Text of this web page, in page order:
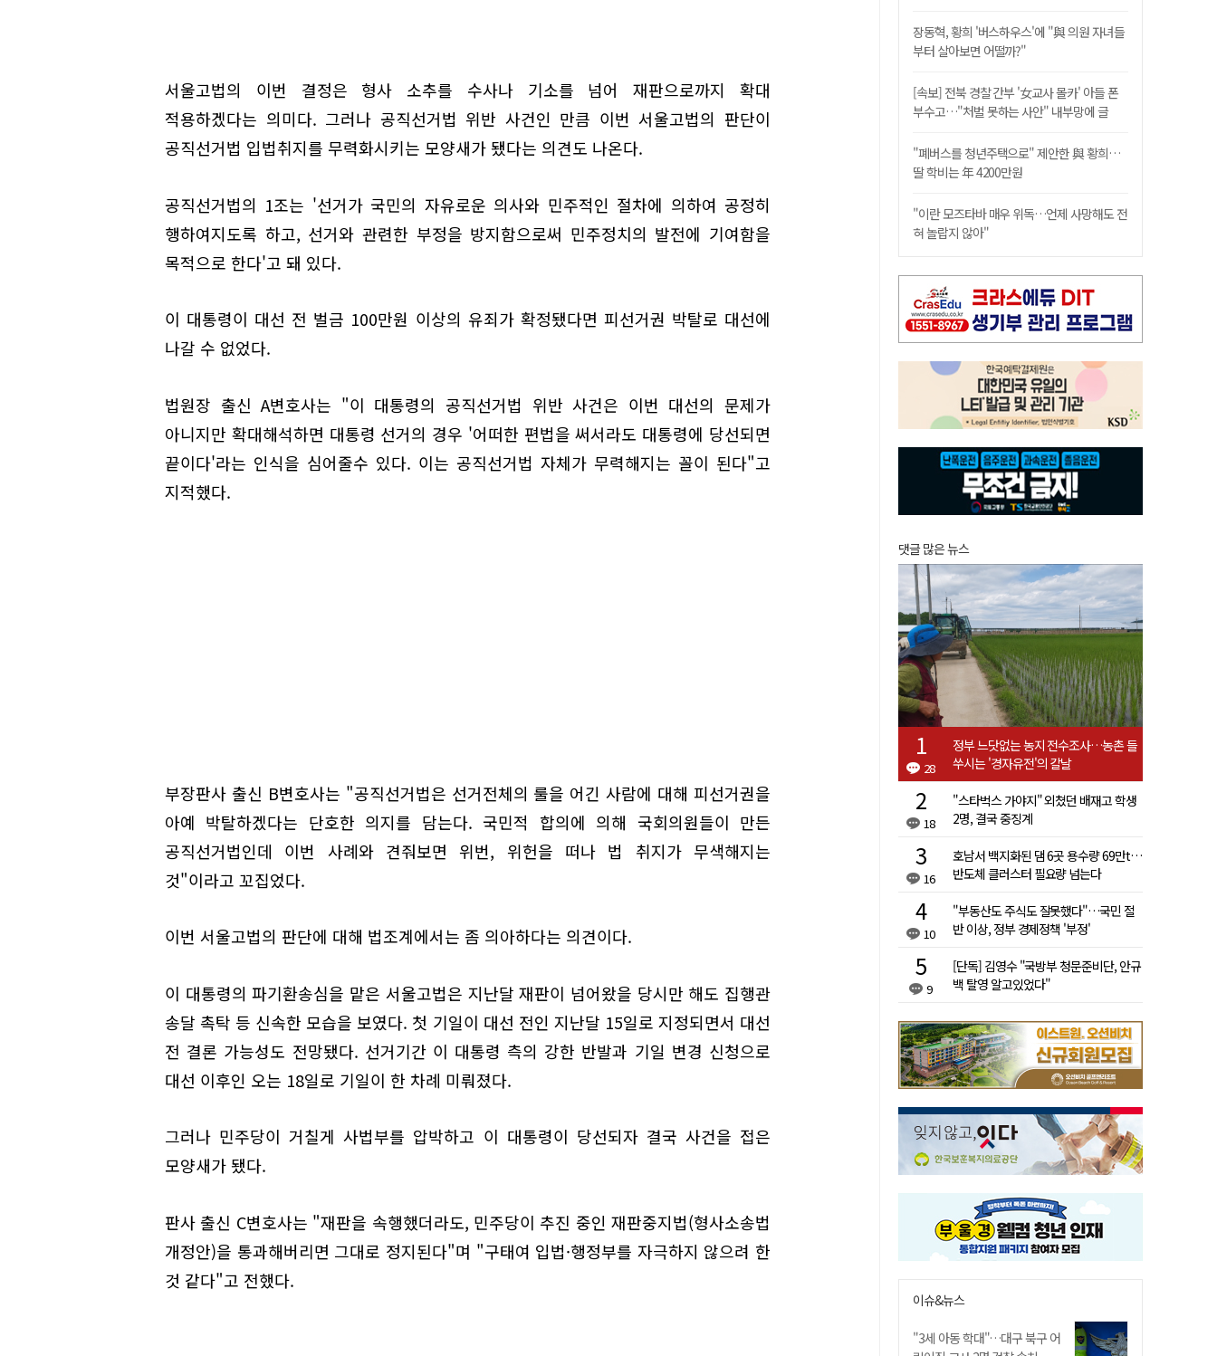
서울고법의 이번 결정은 형사 소추를 수사나 기소를 넘어 재판으로까지 확대
적용하겠다는 의미다. 그러나 공직선거법 위반 사건인 만큼 이번 서울고법의 판단이
공직선거법 입법취지를 무력화시키는 모양새가 됐다는 의견도 나온다.
공직선거법의 1조는 '선거가 국민의 자유로운 의사와 민주적인 절차에 의하여 공정히
행하여지도록 하고, 선거와 관련한 부정을 방지함으로써 민주정치의 발전에 기여함을
목적으로 한다'고 돼 있다.
이 대통령이 대선 전 벌금 100만원 이상의 유죄가 확정됐다면 피선거권 박탈로 대선에
나갈 수 없었다.
법원장 출신 A변호사는 "이 대통령의 공직선거법 위반 사건은 이번 대선의 문제가
아니지만 확대해석하면 대통령 선거의 경우 '어떠한 편법을 써서라도 대통령에 당선되면
끝이다'라는 인식을 심어줄수 있다. 이는 공직선거법 자체가 무력해지는 꼴이 된다"고
지적했다.
부장판사 출신 B변호사는 "공직선거법은 선거전체의 룰을 어긴 사람에 대해 피선거권을
아예 박탈하겠다는 단호한 의지를 담는다. 국민적 합의에 의해 국회의원들이 만든
공직선거법인데 이번 사례와 견줘보면 위번, 위헌을 떠나 법 취지가 무색해지는
것"이라고 꼬집었다.
이번 서울고법의 판단에 대해 법조계에서는 좀 의아하다는 의견이다.
이 대통령의 파기환송심을 맡은 서울고법은 지난달 재판이 넘어왔을 당시만 해도 집행관
송달 촉탁 등 신속한 모습을 보였다. 첫 기일이 대선 전인 지난달 15일로 지정되면서 대선
전 결론 가능성도 전망됐다. 선거기간 이 대통령 측의 강한 반발과 기일 변경 신청으로
대선 이후인 오는 18일로 기일이 한 차례 미뤄졌다.
그러나 민주당이 거칠게 사법부를 압박하고 이 대통령이 당선되자 결국 사건을 접은
모양새가 됐다.
판사 출신 C변호사는 "재판을 속행했더라도, 민주당이 추진 중인 재판중지법(형사소송법
개정안)을 통과해버리면 그대로 정지된다"며 "구태여 입법·행정부를 자극하지 않으려 한
것 같다"고 전했다.
장동혁, 황희 '버스하우스'에 "與 의원 자녀들
부터 살아보면 어떨까?"
[속보] 전북 경찰 간부 '女교사 몰카' 아들 폰
부수고…"처벌 못하는 사안" 내부망에 글
"폐버스를 청년주택으로" 제안한 與 황희…
딸 학비는 年 4200만원
"이란 모즈타바 매우 위독…언제 사망해도 전
혀 놀랍지 않아"
댓글 많은 뉴스
28
정부 느닷없는 농지 전수조사…농촌 들
쑤시는 '경자유전'의 칼날
18
"스타벅스 가야지" 외쳤던 배재고 학생
2명, 결국 중징계
16
호남서 백지화된 댐 6곳 용수량 69만t…
반도체 클러스터 필요량 넘는다
10
"부동산도 주식도 잘못했다"…국민 절
반 이상, 정부 경제정책 '부정'
9
[단독] 김영수 "국방부 청문준비단, 안규
백 탈영 알고있었다"
이슈&뉴스
"3세 아동 학대"…대구 북구 어